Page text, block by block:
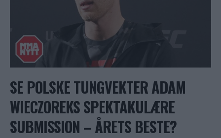
SE POLSKE TUNGVEKTER ADAM
WIECZOREKS SPEKTAKULÆRE
SUBMISSION – ÅRETS BESTE?